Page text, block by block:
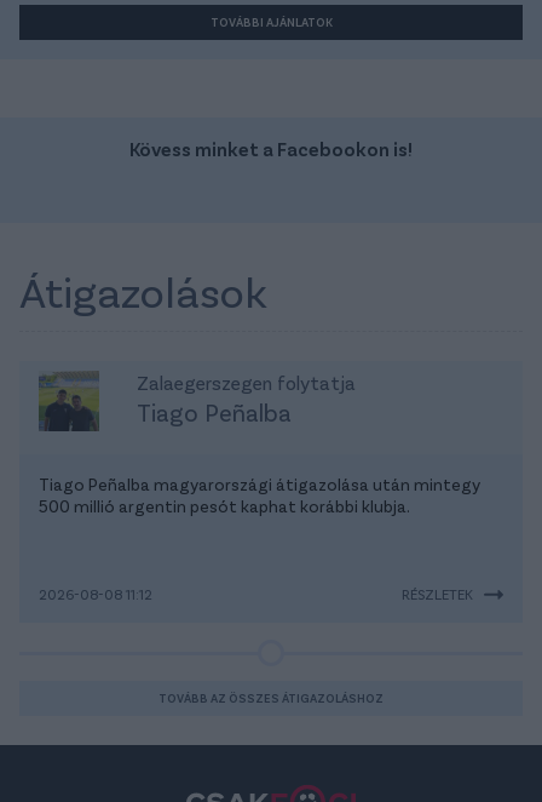
TOVÁBBI AJÁNLATOK
Kövess minket a Facebookon is!
Átigazolások
Zalaegerszegen folytatja
Tiago Peñalba
Tiago Peñalba magyarországi átigazolása után mintegy
500 millió argentin pesót kaphat korábbi klubja.
2026-08-08 11:12 RÉSZLETEK
TOVÁBB AZ ÖSSZES ÁTIGAZOLÁSHOZ